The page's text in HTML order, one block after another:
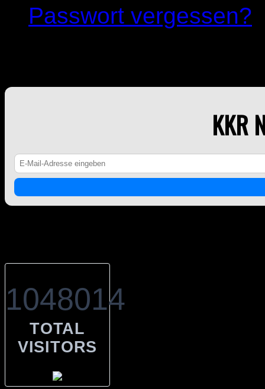
Passwort vergessen?
KKR
1048014
TOTAL
VISITORS